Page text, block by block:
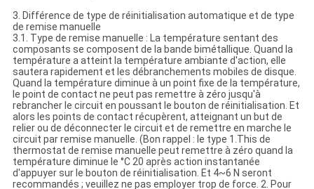
3. Différence de type de réinitialisation automatique et de type
de remise manuelle
3.1. Type de remise manuelle : La température sentant des
composants se composent de la bande bimétallique. Quand la
température a atteint la température ambiante d'action, elle
sautera rapidement et les débranchements mobiles de disque.
Quand la température diminue à un point fixe de la température,
le point de contact ne peut pas remettre à zéro jusqu'à
rebrancher le circuit en poussant le bouton de réinitialisation. Et
alors les points de contact récupèrent, atteignant un but de
relier ou de déconnecter le circuit et de remettre en marche le
circuit par remise manuelle. (Bon rappel : le type 1.This de
thermostat de remise manuelle peut remettre à zéro quand la
température diminue le °C 20 après action instantanée
d'appuyer sur le bouton de réinitialisation. Et 4~6 N seront
recommandés ; veuillez ne pas employer trop de force. 2. Pour